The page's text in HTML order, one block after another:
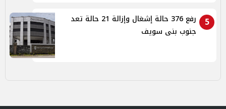
5
رفع 376 حالة إشغال وإزالة 21 حالة تعد
جنوب بنى سويف